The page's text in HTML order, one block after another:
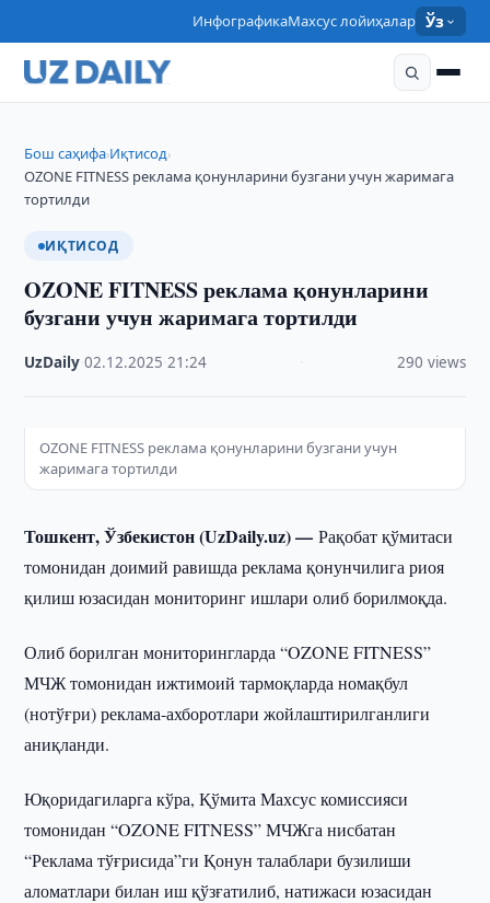
ИнфографикаМахсус лойиҳалар Ўз
Бош саҳифа›Иқтисод›
OZONE FITNESS реклама қонунларини бузгани учун жаримага
тортилди
ИҚТИСОД
OZONE FITNESS реклама қонунларини
бузгани учун жаримага тортилди
UzDaily ·02.12.2025 ·21:24 290 views
OZONE FITNESS реклама қонунларини бузгани учун
жаримага тортилди
Тошкент, Ўзбекистон (UzDaily.uz) —Рақобат қўмитаси
томонидан доимий равишда реклама қонунчилига риоя
қилиш юзасидан мониторинг ишлари олиб борилмоқда.
Олиб борилган мониторингларда “OZONE FITNESS”
МЧЖ томонидан ижтимоий тармоқларда номақбул
(нотўғри) реклама-ахборотлари жойлаштирилганлиги
аниқланди.
Юқоридагиларга кўра, Қўмита Махсус комиссияси
томонидан “OZONE FITNESS” МЧЖга нисбатан
“Реклама тўғрисида”ги Қонун талаблари бузилиши
аломатлари билан иш қўзғатилиб, натижаси юзасидан